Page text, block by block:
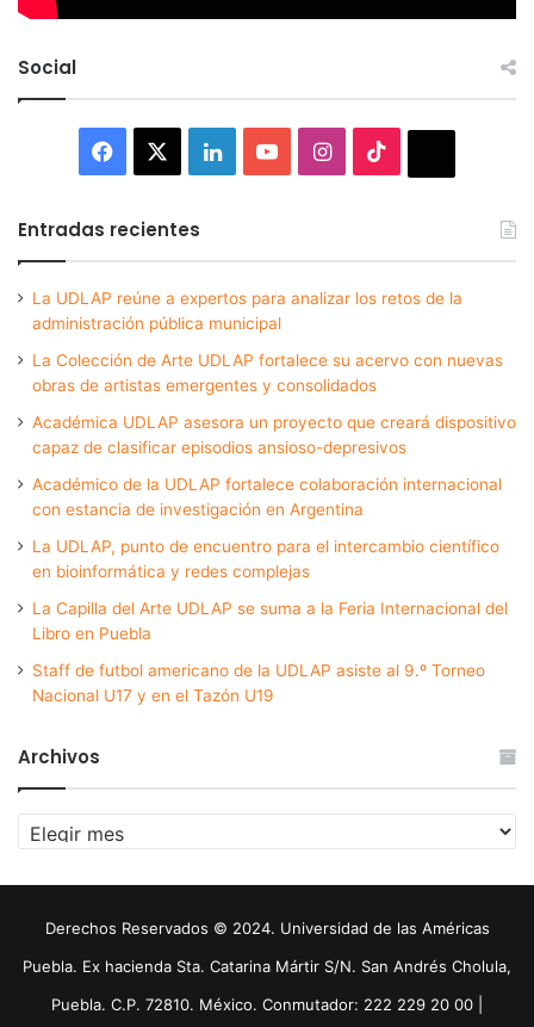
Social
Facebook LinkedInYouTubeInstagram
Entradas recientes
La UDLAP reúne a expertos para analizar los retos de la
administración pública municipal
La Colección de Arte UDLAP fortalece su acervo con nuevas
obras de artistas emergentes y consolidados
Académica UDLAP asesora un proyecto que creará dispositivo
capaz de clasificar episodios ansioso-depresivos
Académico de la UDLAP fortalece colaboración internacional
con estancia de investigación en Argentina
La UDLAP, punto de encuentro para el intercambio científico
en bioinformática y redes complejas
La Capilla del Arte UDLAP se suma a la Feria Internacional del
Libro en Puebla
Staff de futbol americano de la UDLAP asiste al 9.º Torneo
Nacional U17 y en el Tazón U19
Archivos
Archivos
Derechos Reservados © 2024. Universidad de las Américas
Puebla. Ex hacienda Sta. Catarina Mártir S/N. San Andrés Cholula,
Puebla. C.P. 72810. México. Conmutador: 222 229 20 00 |